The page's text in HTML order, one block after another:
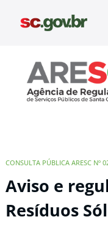
CONSULTA PÚBLICA ARESC Nº
Aviso e
Resíduos